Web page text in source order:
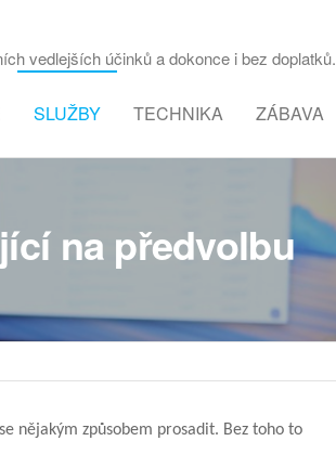
vedlejších účinků a dokonce i bez doplatků.
SLUŽBY TECHNIKA ZÁBAVA
na předvolbu
nějakým způsobem prosadit. Bez toho to